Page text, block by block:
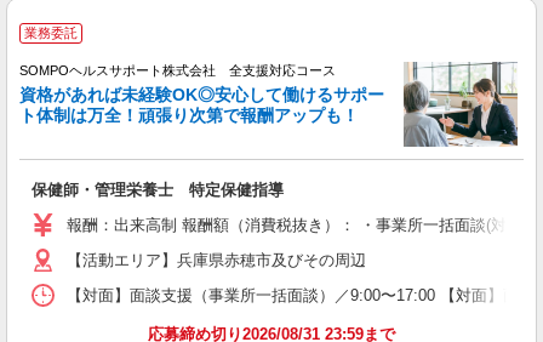
業務委託
SOMPOヘルスサポート株式会社 全支援対応コース
資格があれば未経験OK◎安心して働けるサポー
ト体制は万全！頑張り次第で報酬アップも！
保健師・管理栄養士 特定保健指導
報酬：出来高制 報酬額（消費税抜き）： ・事業所一括面談(対
【活動エリア】兵庫県赤穂市及びその周辺
【対面】面談支援（事業所一括面談）／9:00〜17:00 【対面】面
応募締め切り2026/08/31 23:59まで